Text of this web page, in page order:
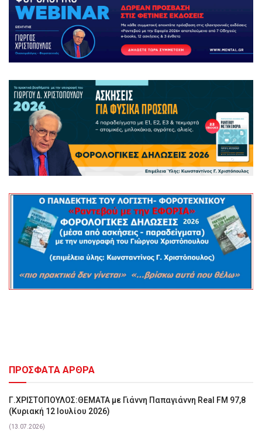
ΠΡΟΣΦΑΤΑ ΑΡΘΡΑ
Γ.ΧΡΙΣΤΟΠΟΥΛΟΣ:ΘΕΜΑΤΑ με Γιάννη Παπαγιάννη Real FM 97,8
(Κυριακή 12 Ιουλίου 2026)
(13.07.2026)